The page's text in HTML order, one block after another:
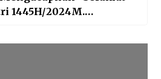
1445H/2024M.